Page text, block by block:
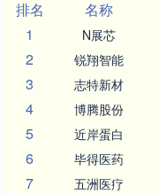
排名
名称
1
N展芯
2 锐翔智能
3 志特新材
4 博腾股份
5 近岸蛋白
6 毕得医药
7 五洲医疗